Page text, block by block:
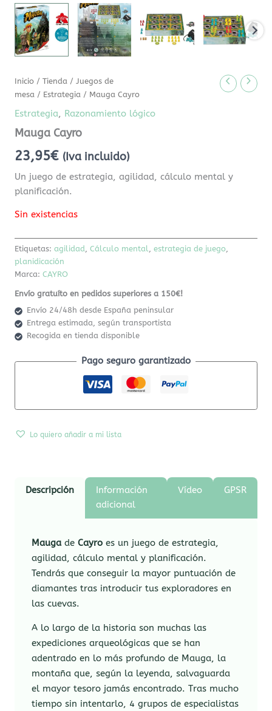
Inicio /Tienda /Juegos de
mesa / Estrategia / Mauga Cayro
Estrategia, Razonamiento lógico
Mauga Cayro
23,95€ (Iva incluido)
Un juego de estrategia, agilidad, cálculo mental y
planificación.
Sin existencias
Etiquetas:agilidad,Cálculo mental,estrategia de juego,
planidicación
Marca:CAYRO
Envío gratuíto en pedidos superiores a 150€!
Envío 24/48h desde España peninsular
Entrega estimada, según transportista
Recogida en tienda disponible
Pago seguro garantizado
Lo quiero añadir a mi lista
Descripción
Información
adicional
Vídeo GPSR
MaugadeCayro es un juego de estrategia,
agilidad, cálculo mental y planificación.
Tendrás que conseguir la mayor puntuación de
diamantes tras introducir tus exploradores en
las cuevas.
A lo largo de la historia son muchas las
expediciones arqueológicas que se han
adentrado en lo más profundo de Mauga, la
montaña que, según la leyenda, salvaguarda
el mayor tesoro jamás encontrado. Tras mucho
tiempo sin intentarlo, 4 grupos de especialistas